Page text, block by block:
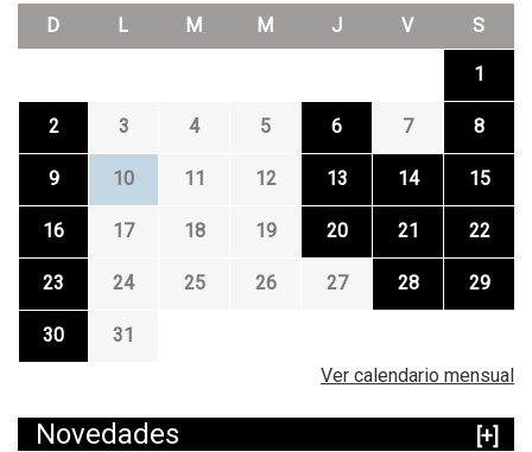
D L M M J V S
1
2 3 4 5 6 7 8
9 10 11 12 13 14 15
16 17 18 19 20 21 22
23 24 25 26 27 28 29
30
31
Ver calendario mensual
Novedades
[+]